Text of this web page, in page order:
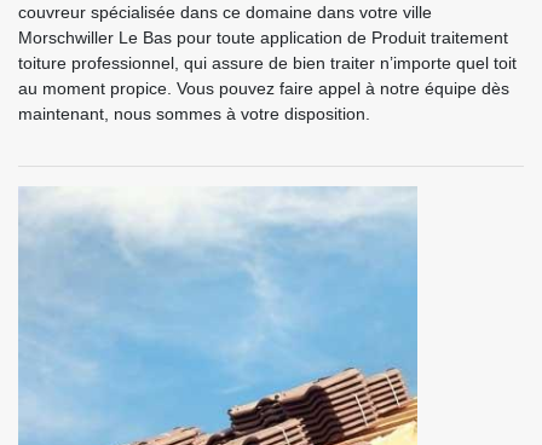
couvreur spécialisée dans ce domaine dans votre ville
Morschwiller Le Bas pour toute application de Produit traitement
toiture professionnel, qui assure de bien traiter n’importe quel toit
au moment propice. Vous pouvez faire appel à notre équipe dès
maintenant, nous sommes à votre disposition.